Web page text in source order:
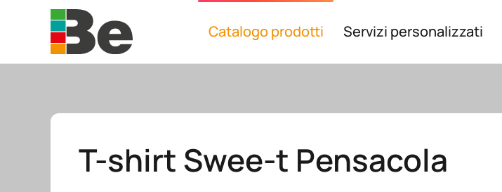
Skip to main content Catalogo prodotti Servizi personalizzati
T-shirt Swee-t Pensacola